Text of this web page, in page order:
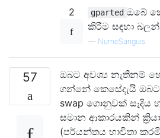
2 gparted ඔබේ
කිරීම සඳහා
— NumeSanguis
57
ඔබට අවශ්‍ය නැතිනම්
ගන්නේ කෙසේදැයි
swap ගොනුවක් සෑදිය
සමාන ආකාරයකින්
(පර්යන්තය භාවිතා